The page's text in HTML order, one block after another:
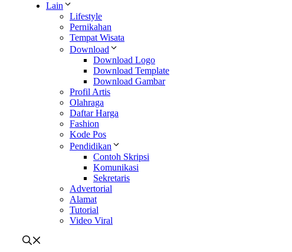
Lain
Lifestyle
Pernikahan
Tempat Wisata
Download
Download Logo
Download Template
Download Gambar
Profil Artis
Olahraga
Daftar Harga
Fashion
Kode Pos
Pendidikan
Contoh Skripsi
Komunikasi
Sekretaris
Advertorial
Alamat
Tutorial
Video Viral